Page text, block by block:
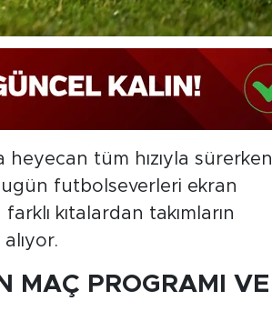
tüm hızıyla sürerken
futbolseverleri ekran
kıtalardan takımların
MAÇ PROGRAMI VE